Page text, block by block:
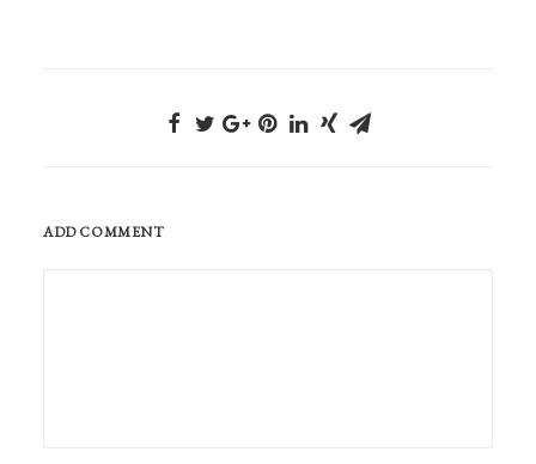
ADD COMMENT